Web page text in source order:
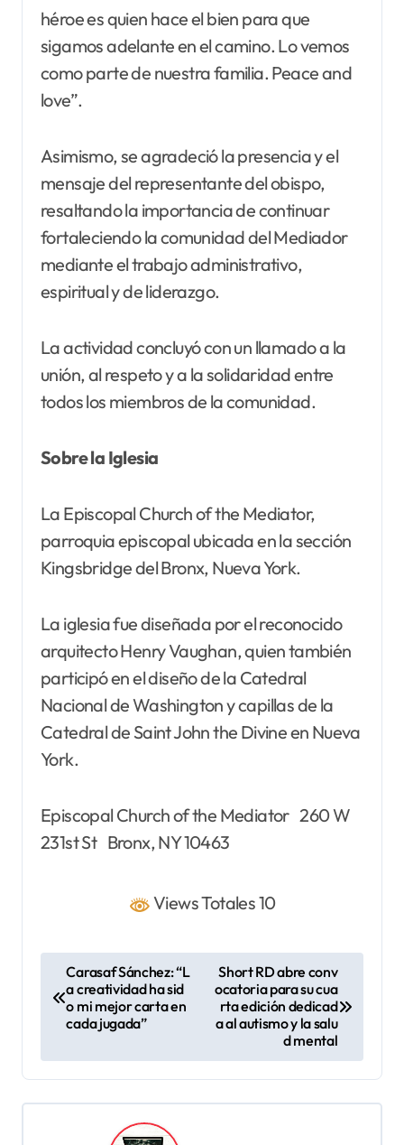
héroe es quien hace el bien para que
sigamos adelante en el camino. Lo vemos
como parte de nuestra familia. Peace and
love”.
Asimismo, se agradeció la presencia y el
mensaje del representante del obispo,
resaltando la importancia de continuar
fortaleciendo la comunidad del Mediador
mediante el trabajo administrativo,
espiritual y de liderazgo.
La actividad concluyó con un llamado a la
unión, al respeto y a la solidaridad entre
todos los miembros de la comunidad.
Sobre la Iglesia
La Episcopal Church of the Mediator,
parroquia episcopal ubicada en la sección
Kingsbridge del Bronx, Nueva York.
La iglesia fue diseñada por el reconocido
arquitecto Henry Vaughan, quien también
participó en el diseño de la Catedral
Nacional de Washington y capillas de la
Catedral de Saint John the Divine en Nueva
York.
Episcopal Church of the Mediator 260 W
231st St Bronx, NY 10463
Views Totales 10
e
g
Carasaf Sánchez: “L
a creatividad ha sid
o mi mejor carta en
cada jugada”
Short RD abre conv
ocatoria para su cua
rta edición dedicad
a al autismo y la salu
d mental